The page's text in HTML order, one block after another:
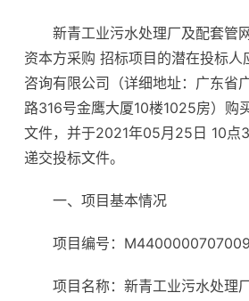
新青工业污水处理厂及配套管
资本方采购 招标项目的潜在投标人
咨询有限公司（详细地址：广东省
路316号金鹰大厦10楼1025房）购
文件，并于2021年05月25日 10点
递交投标文件。
一、项目基本情况
项目编号：
项目名称：新青工业污水处理